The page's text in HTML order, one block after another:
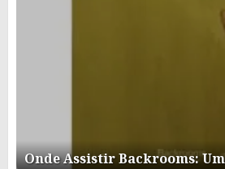
Onde Assistir Backrooms: